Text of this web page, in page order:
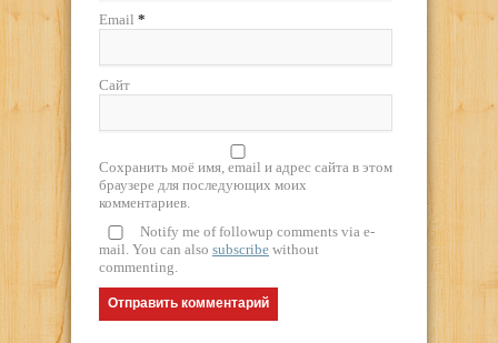
Email *
Сайт
Сохранить моё имя, email и адрес сайта в этом
браузере для последующих моих
комментариев.
Notify me of followup comments via e-
mail. You can also subscribe without
commenting.